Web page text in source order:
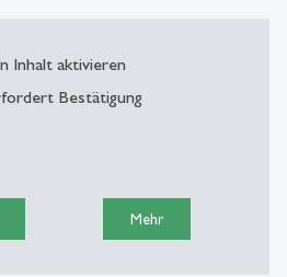
Inhalt aktivieren
Bestätigung
Mehr